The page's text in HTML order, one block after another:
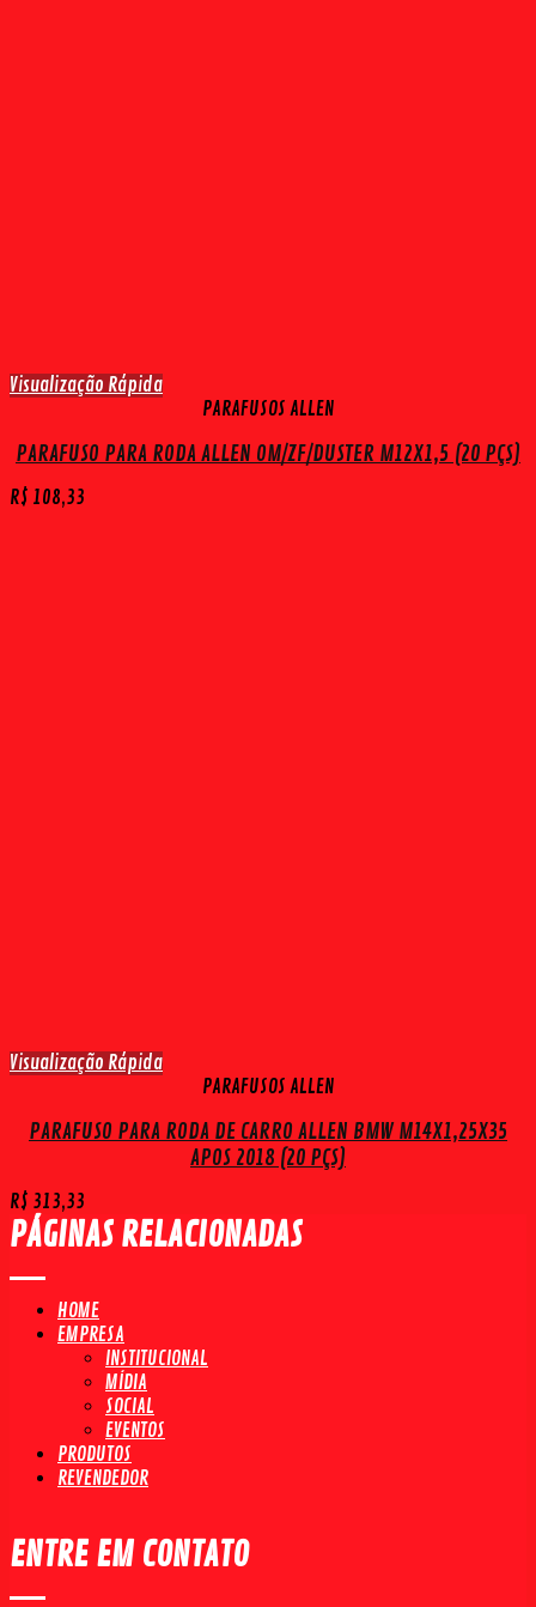
Visualização Rápida
PARAFUSOS ALLEN
PARAFUSO PARA RODA ALLEN OM/ZF/DUSTER M12X1,5 (20 PÇS)
R$ 108,33
Visualização Rápida
PARAFUSOS ALLEN
PARAFUSO PARA RODA DE CARRO ALLEN BMW M14X1,25X35
APOS 2018 (20 PÇS)
R$ 313,33
PÁGINAS RELACIONADAS
HOME
EMPRESA
INSTITUCIONAL
MÍDIA
SOCIAL
EVENTOS
PRODUTOS
REVENDEDOR
ENTRE EM CONTATO